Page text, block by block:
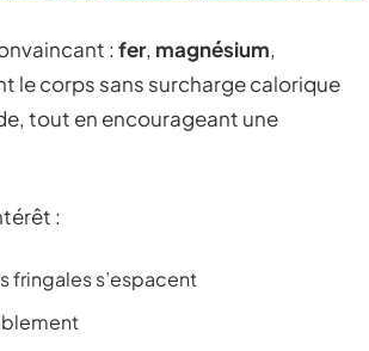
: fer, magnésium,
le corps sans surcharge calorique
tout en encourageant une
:
fringales s’espacent